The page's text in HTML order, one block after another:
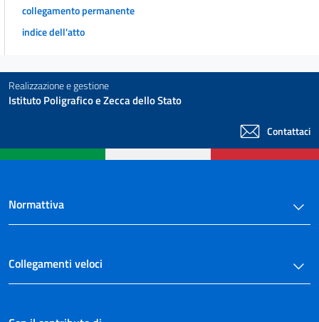
40
41
44
46
Allegato A
Allegato A
Allegato B
Allegato C
collegamento permanente
indice dell'atto
Realizzazione e gestione
Istituto Poligrafico e Zecca dello Stato
Contattaci
Normattiva
Collegamenti veloci